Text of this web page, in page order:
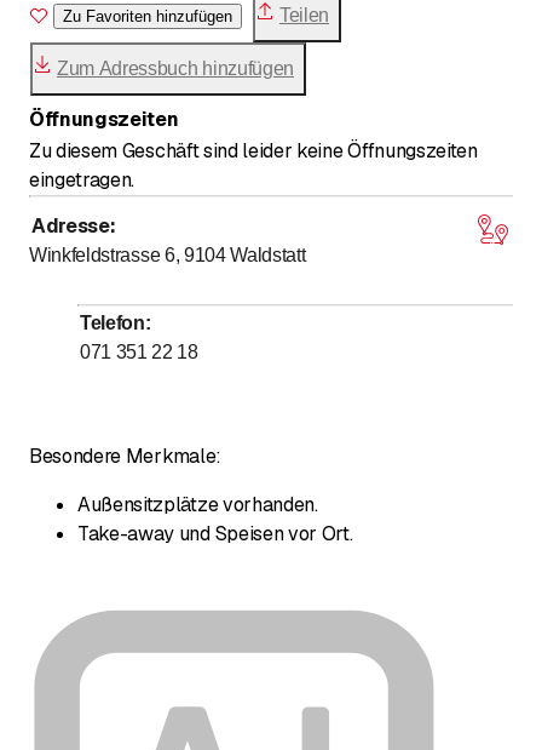
Zu Favoriten hinzufügen Teilen
Zum Adressbuch hinzufügen
Öffnungszeiten
Zu diesem Geschäft sind leider keine Öffnungszeiten
eingetragen.
Adresse:
Winkfeldstrasse 6, 9104 Waldstatt
Telefon:
071 351 22 18
Besondere Merkmale:
Außensitzplätze vorhanden.
Take-away und Speisen vor Ort.